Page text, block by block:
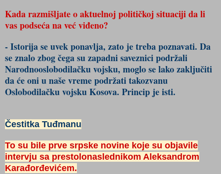
Kada razmišljate o aktuelnoj političkoj situaciji da li
vas podseća na već viđeno?
- Istorija se uvek ponavlja, zato je treba poznavati. Da
se znalo zbog čega su zapadni saveznici podržali
Narodnooslobodilačku vojsku, moglo se lako zaključiti
da će oni u naše vreme podržati takozvanu
Oslobodilačku vojsku Kosova. Princip je isti.
Čestitka Tuđmanu
To su bile prve srpske novine koje su objavile
intervju sa prestolonaslednikom Aleksandrom
Karađorđevićem.